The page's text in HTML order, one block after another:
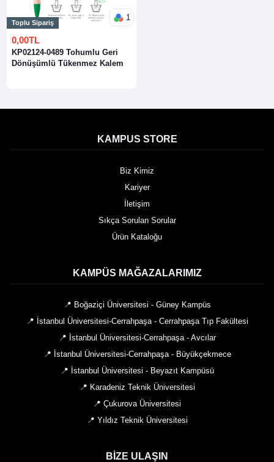
Toplu Sipariş
1
0,00TL
KP02124-0489 Tohumlu Geri
Dönüşümlü Tükenmez Kalem
KAMPUS STORE
Biz Kimiz
Kariyer
İletişim
Sıkça Sorulan Sorular
Ürün Kataloğu
KAMPÜS MAĞAZALARIMIZ
📍 Boğaziçi Üniversitesi - Güney Kampüs
📍 İstanbul Üniversitesi-Cerrahpaşa - Cerrahpaşa Tıp Fakültesi
📍 İstanbul Üniversitesi-Cerrahpaşa - Avcılar
📍 İstanbul Üniversitesi-Cerrahpaşa - Büyükçekmece
📍 İstanbul Üniversitesi - Beyazıt Kampüsü
📍 Karadeniz Teknik Üniversitesi
📍 Çukurova Üniversitesi
📍 Yıldız Teknik Üniversitesi
BIZE ULAŞIN